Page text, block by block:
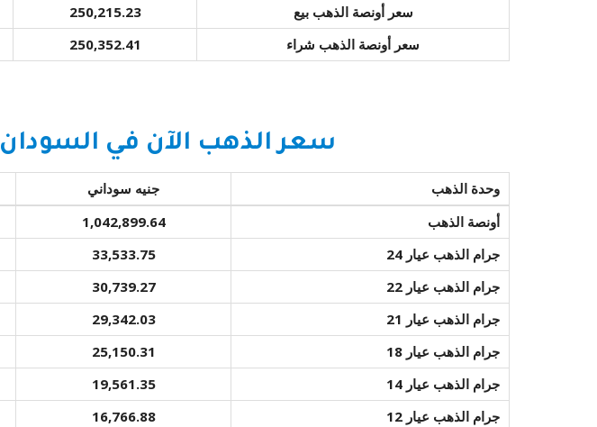
سعر أونصة الذهب بيع
250,215.23
سعر أونصة الذهب شراء
250,352.41
سعر الذهب الآن في السودان
وحدة الذهب جنيه سوداني
أونصة الذهب
1,042,899.64
جرام الذهب عيار 24
33,533.75
جرام الذهب عيار 22
30,739.27
جرام الذهب عيار 21
29,342.03
جرام الذهب عيار 18
25,150.31
جرام الذهب عيار 14
19,561.35
جرام الذهب عيار 12
16,766.88